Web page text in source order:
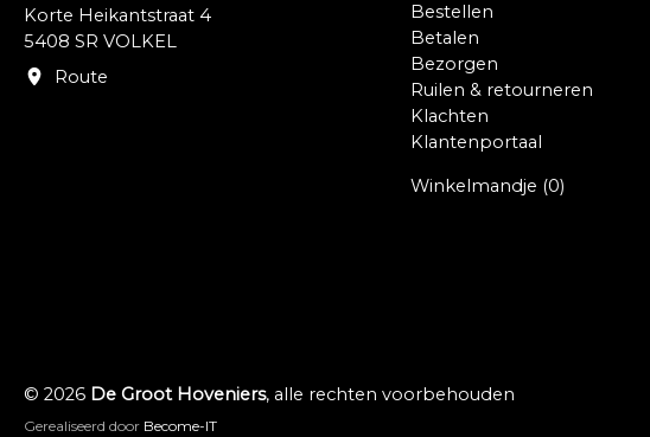
Korte Heikantstraat 4
5408 SR VOLKEL
Route
Bestellen
Betalen
Bezorgen
Ruilen & retourneren
Klachten
Klantenportaal
Winkelmandje (0)
© 2026 De Groot Hoveniers, alle rechten voorbehouden
Gerealiseerd door Become-IT